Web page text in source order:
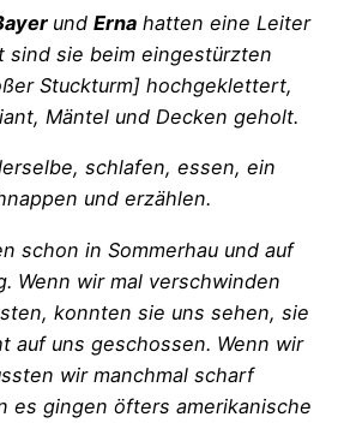
und Erna hatten eine Leiter
sind sie beim eingestürzten
Stuckturm] hochgeklettert,
Mäntel und Decken geholt.
schlafen, essen, ein
und erzählen.
schon in Sommerhau und auf
Wenn wir mal verschwinden
konnten sie uns sehen, sie
auf uns geschossen. Wenn wir
wir manchmal scharf
es gingen öfters amerikanische